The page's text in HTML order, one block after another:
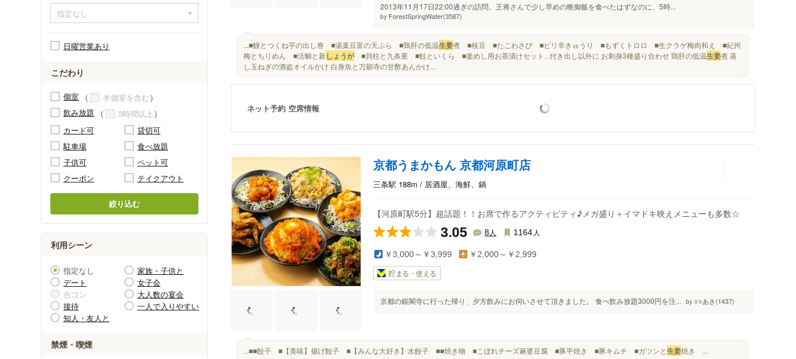
日曜営業あり
こだわり
個室
半個室を含む
飲み放題
3時間以上
カード可
貸切可
駐車場
食べ放題
子供可
ペット可
クーポン
テイクアウト
絞り込む
利用シーン
指定なし
家族・子供と
デート
女子会
合コン
大人数の宴会
接待
一人で入りやすい
知人・友人と
禁煙・喫煙
2013年11月17日22:00過ぎの訪問。王将さんで少し早めの晩御飯を食べたはずなのに、5時...
by ForestSpringWater(3587)
...■鰻とつくね芋の出し巻 ■湯葉豆富の天ぷら ■鶏肝の低温生姜煮 ■枝豆 ■たこわさび ■ピリ辛きゅうり ■もずくトロロ ■生クラゲ梅肉和え ■紀州
梅とちりめん ■活鯛と新しょうが■貝柱と九条葱 ■鮭といくら ■釜めし用お茶漬けセット...付き出し以外に お刺身3種盛り合わせ 鶏肝の低温生姜煮 蒸
し玉ねぎの酒盗オイルかけ 白身魚と万願寺の甘酢あんかけ...
ネット予約 空席情報
京都うまかもん 京都河原町店
三条駅 188m / 居酒屋、海鮮、鍋
【河原町駅5分】超話題！！お席で作るアクティビティ♪メガ盛り＋イマドキ映えメニューも多数☆
3.05 8人 1164 人
￥3,000～￥3,999 ￥2,000～￥2,999
貯まる・使える
京都の銀閣寺に行った帰り、夕方飲みにお伺いさせて頂きました。 食べ飲み放題3000円を注... by ○○あき(1437)
...■■餃子 ■【美味】揚げ餃子 ■【みんな大好き】水餃子 ■■焼き物 ■こぼれチーズ麻婆豆腐 ■豚平焼き ■豚キムチ ■ガツンと生姜焼き ...